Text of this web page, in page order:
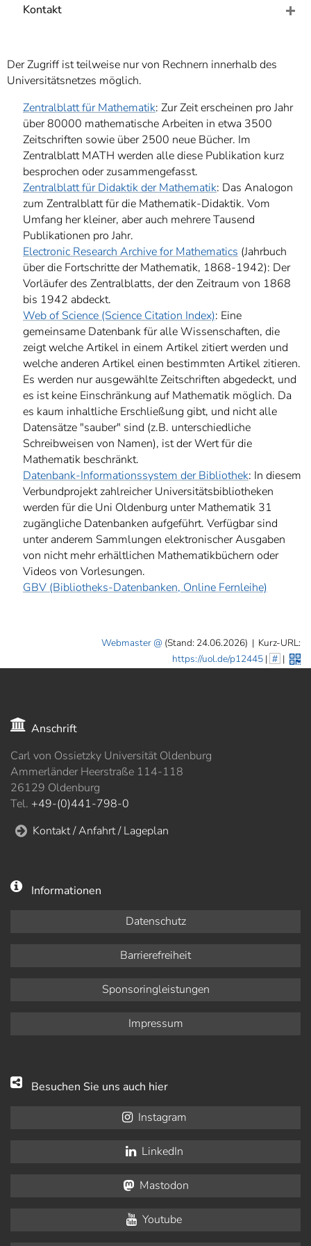
Kontakt
Der Zugriff ist teilweise nur von Rechnern innerhalb des
Universitätsnetzes möglich.
Zentralblatt für Mathematik: Zur Zeit erscheinen pro Jahr
über 80000 mathematische Arbeiten in etwa 3500
Zeitschriften sowie über 2500 neue Bücher. Im
Zentralblatt MATH werden alle diese Publikation kurz
besprochen oder zusammengefasst.
Zentralblatt für Didaktik der Mathematik: Das Analogon
zum Zentralblatt für die Mathematik-Didaktik. Vom
Umfang her kleiner, aber auch mehrere Tausend
Publikationen pro Jahr.
Electronic Research Archive for Mathematics (Jahrbuch
über die Fortschritte der Mathematik, 1868-1942): Der
Vorläufer des Zentralblatts, der den Zeitraum von 1868
bis 1942 abdeckt.
Web of Science (Science Citation Index): Eine
gemeinsame Datenbank für alle Wissenschaften, die
zeigt welche Artikel in einem Artikel zitiert werden und
welche anderen Artikel einen bestimmten Artikel zitieren.
Es werden nur ausgewählte Zeitschriften abgedeckt, und
es ist keine Einschränkung auf Mathematik möglich. Da
es kaum inhaltliche Erschließung gibt, und nicht alle
Datensätze "sauber" sind (z.B. unterschiedliche
Schreibweisen von Namen), ist der Wert für die
Mathematik beschränkt.
Datenbank-Informationssystem der Bibliothek: In diesem
Verbundprojekt zahlreicher Universitätsbibliotheken
werden für die Uni Oldenburg unter Mathematik 31
zugängliche Datenbanken aufgeführt. Verfügbar sind
unter anderem Sammlungen elektronischer Ausgaben
von nicht mehr erhältlichen Mathematikbüchern oder
Videos von Vorlesungen.
GBV (Bibliotheks-Datenbanken, Online Fernleihe)
Webmaster (Stand: 24.06.2026) | Kurz-URL:
https://uol.de/p12445| # |
Anschrift
Carl von Ossietzky Universität Oldenburg
Ammerländer Heerstraße 114-118
26129 Oldenburg
Tel. +49-(0)441-798-0
Kontakt / Anfahrt / Lageplan
Informationen
Datenschutz
Barrierefreiheit
Sponsoringleistungen
Impressum
Besuchen Sie uns auch hier
Instagram
LinkedIn
Mastodon
Youtube